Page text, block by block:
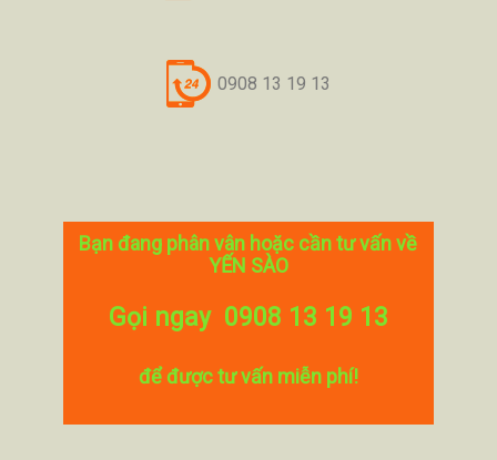
0908 13 19 13
Bạn đang phân vân hoặc cần tư vấn về
YẾN SÀO
Gọi ngay 0908 13 19 13
để được tư vấn miễn phí!